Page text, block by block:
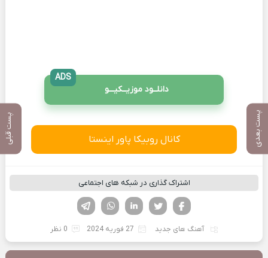
پست بعدی پست قبلی
دانلــود موزیــکیـــو
ADS
کانال روبیکا پاور اینستا
اشتراک گذاری در شبکه های اجتماعی
لینکدین تویتر
فیسوک
آهنگ های جدید 27 فوریه 2024 0 نظر